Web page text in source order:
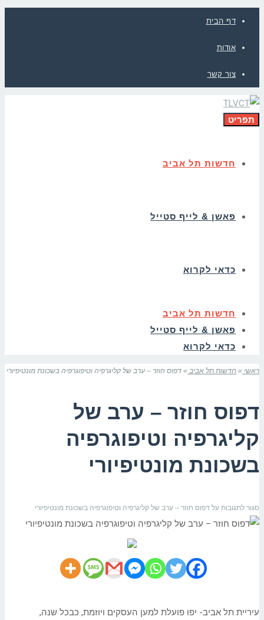
דף הבית
אודות
צור קשר
תפריט
חדשות תל אביב
פאשן & לייף סטייל
כדאי לקרוא
חדשות תל אביב
פאשן & לייף סטייל
כדאי לקרוא
ראשי » חדשות תל אביב » דפוס חוזר – ערב של קליגרפיה וטיפוגרפיה בשכונת מונטיפיורי
דפוס חוזר – ערב של
קליגרפיה וטיפוגרפיה
בשכונת מונטיפיורי
סגור לתגובות על דפוס חוזר – ערב של קליגרפיה וטיפוגרפיה בשכונת מונטיפיורי
עיריית תל אביב- יפו פועלת למען העסקים ויוזמת, כבכל שנה,